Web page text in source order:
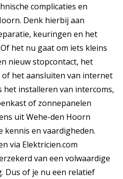
complicaties en
Denk hierbij aan
keuringen en het
het nu gaat om iets kleins
nieuw stopcontact, het
het aansluiten van internet
installeren van intercoms,
of zonnepanelen
uit Wehe-den Hoorn
kennis en vaardigheden.
via Elektricien.com
van een volwaardige
Dus of je nu een relatief